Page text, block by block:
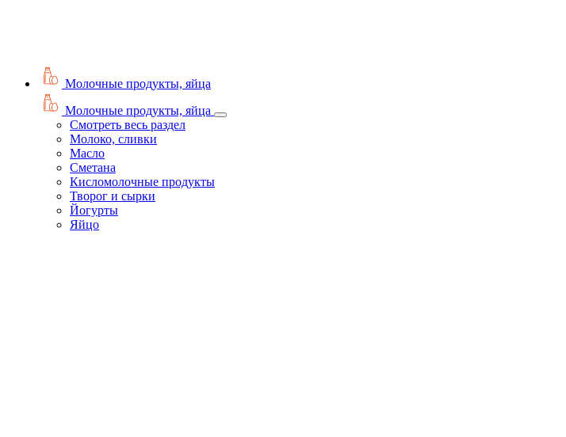
Молочные продукты, яйца
Молочные продукты, яйца
Смотреть весь раздел
Молоко, сливки
Масло
Сметана
Кисломолочные продукты
Творог и сырки
Йогурты
Яйцо